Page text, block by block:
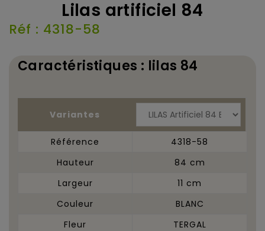
Lilas artificiel 84
Réf : 4318-58
Caractéristiques : lilas 84
Variantes
Référence
4318-58
Hauteur
84 cm
Largeur
11 cm
Couleur
BLANC
Fleur
TERGAL